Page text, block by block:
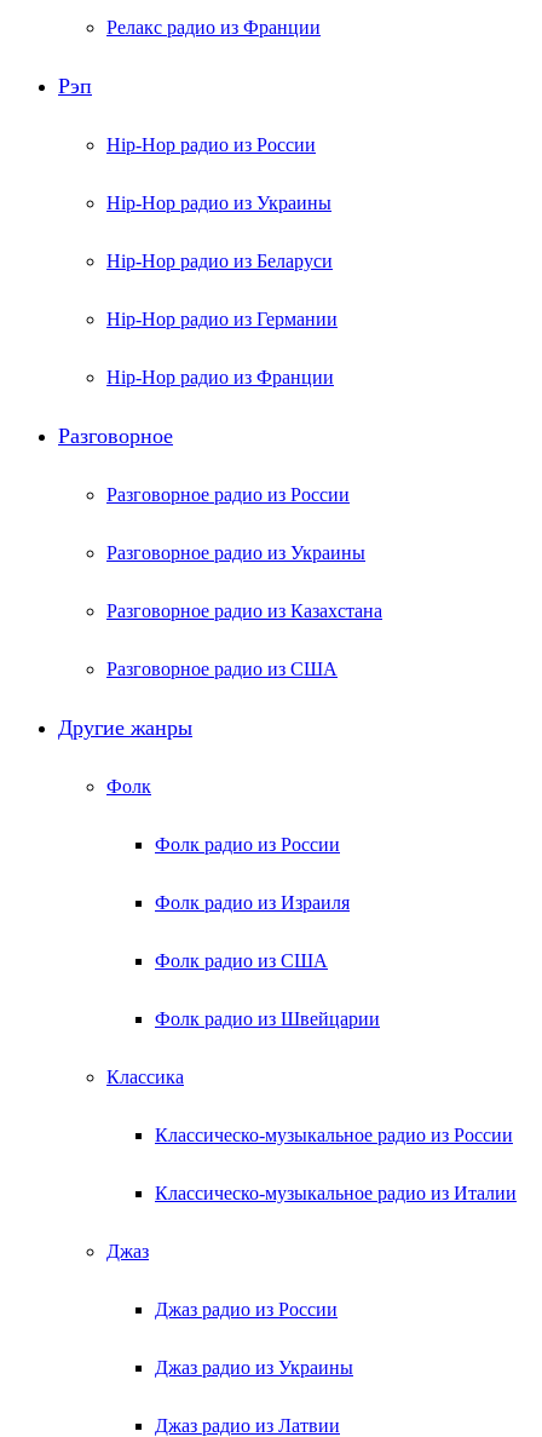
Релакс радио из Франции
Рэп
Hip-Hop радио из России
Hip-Hop радио из Украины
Hip-Hop радио из Беларуси
Hip-Hop радио из Германии
Hip-Hop радио из Франции
Разговорное
Разговорное радио из России
Разговорное радио из Украины
Разговорное радио из Казахстана
Разговорное радио из США
Другие жанры
Фолк
Фолк радио из России
Фолк радио из Израиля
Фолк радио из США
Фолк радио из Швейцарии
Классика
Классическо-музыкальное радио из России
Классическо-музыкальное радио из Италии
Джаз
Джаз радио из России
Джаз радио из Украины
Джаз радио из Латвии